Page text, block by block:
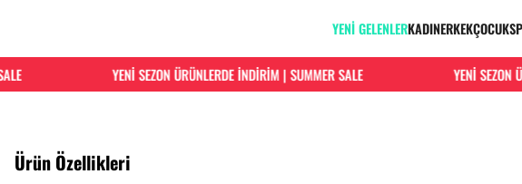
YENİ GELENLERKADINERKEKÇOCUK
YENİ SEZON ÜRÜNLERDE İNDİRİM | SUMMER SALE YENİ SEZON
Ürün Özellikleri